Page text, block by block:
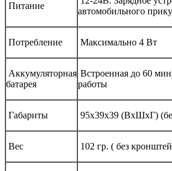
Питание
автомобильного
Потребление Максимально 4 Вт
Аккумуляторная
батарея
Встроенная до 60
работы
Габариты 95х39х39 (ВхШхГ)
Вес 102 гр. ( без